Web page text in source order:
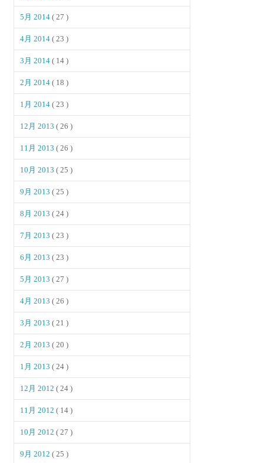
5月 2014( 27 )
4月 2014( 23 )
3月 2014( 14 )
2月 2014( 18 )
1月 2014( 23 )
12月 2013( 26 )
11月 2013( 26 )
10月 2013( 25 )
9月 2013( 25 )
8月 2013( 24 )
7月 2013( 23 )
6月 2013( 23 )
5月 2013( 27 )
4月 2013( 26 )
3月 2013( 21 )
2月 2013( 20 )
1月 2013( 24 )
12月 2012( 24 )
11月 2012( 14 )
10月 2012( 27 )
9月 2012( 25 )